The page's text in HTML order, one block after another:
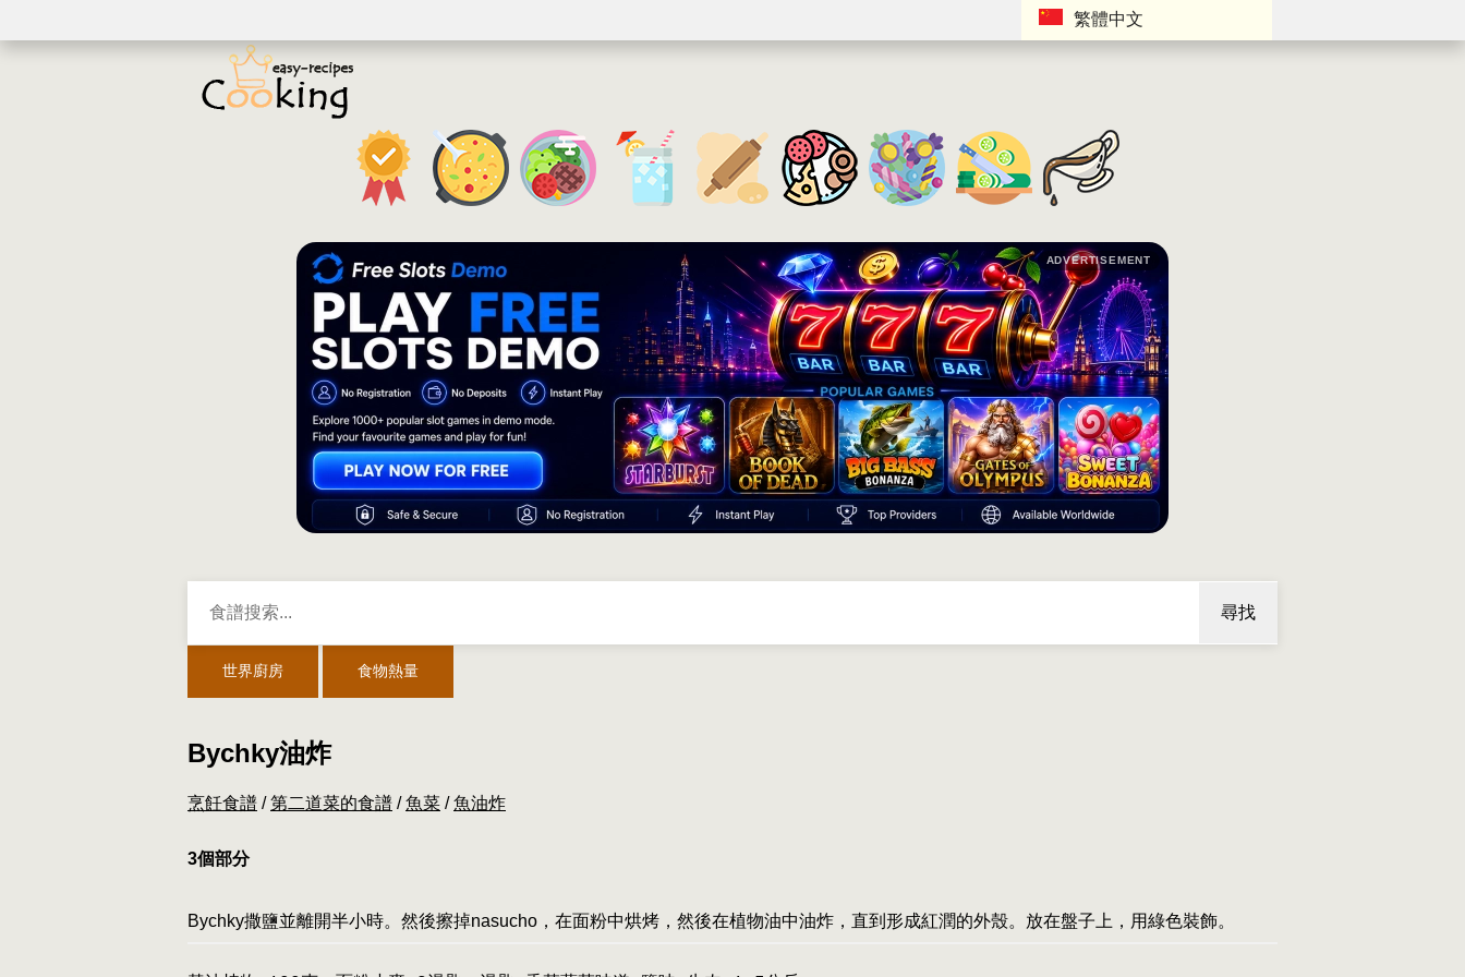
繁體中文
ADVERTISEMENT
尋找
世界廚房 食物熱量
Bychky油炸
烹飪食譜 /第二道菜的食譜 /魚菜 /魚油炸
3個部分
Bychky撒鹽並離開半小時。然後擦掉nasucho，在面粉中烘烤，然後在植物油中油炸，直到形成紅潤的外殼。放在盤子上，用綠色裝飾。